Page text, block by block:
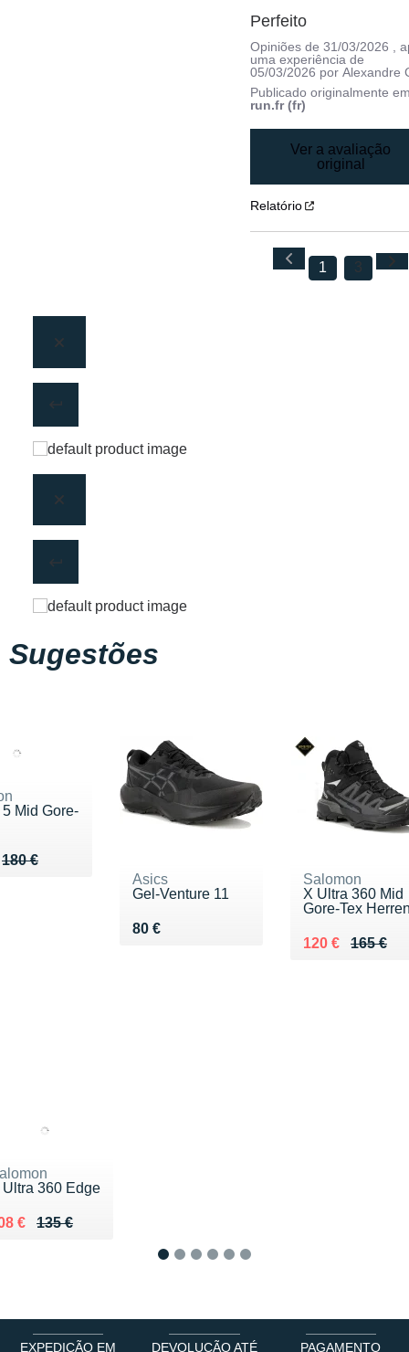
Perfeito
Opiniões de31/03/2026 ,
uma experiência de
05/03/2026 porAlexandre
Publicado originalmente
run.fr (fr)
Ver a avaliação
original
Relatório
1 3
Sugestões
Mid Gore-
180 €180 €
€
Asics
Gel-Venture 11
80 €
Vendu 80 €
Salomon
X Ultra 360 Mid
Gore-Tex
165 €
Au lieu de 165
120 €
Vendu 120 €
Ultra 360 Edge
135 €
lieu de 135 €
€ 108 €
EXPEDIÇÃO EM
DEVOLUÇÃO ATÉ
PAGAMENTO